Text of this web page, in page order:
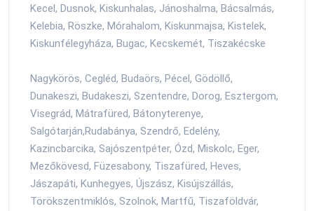
Kecel, Dusnok, Kiskunhalas, Jánoshalma, Bácsalmás,
Kelebia, Röszke, Mórahalom, Kiskunmajsa, Kistelek,
Kiskunfélegyháza, Bugac, Kecskemét, Tiszakécske
Nagykörös, Cegléd, Budaörs, Pécel, Gödöllő,
Dunakeszi, Budakeszi, Szentendre, Dorog, Esztergom,
Visegrád, Mátrafüred, Bátonyterenye,
Salgótarján,Rudabánya, Szendrő, Edelény,
Kazincbarcika, Sajószentpéter, Ózd, Miskolc, Eger,
Mezőkövesd, Füzesabony, Tiszafüred, Heves,
Jászapáti, Kunhegyes, Újszász, Kisújszállás,
Törökszentmiklós, Szolnok, Martfű, Tiszaföldvár,